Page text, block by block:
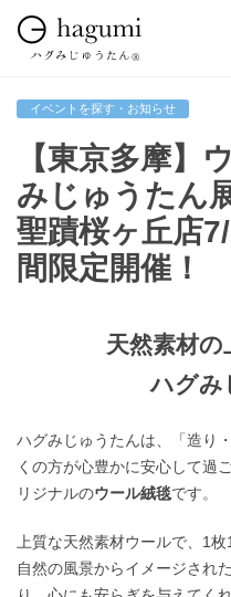
【東京多摩】
みじゅうたん
聖蹟桜ヶ丘店
間限定開催！
イベントを探す・お知らせ
天然素材
ハグみ
ハグみじゅうたんは、「造り
くの方が心豊かに安心して過
リジナルのウール絨毯です。
上質な天然素材ウールで、1
自然の風景からイメージされ